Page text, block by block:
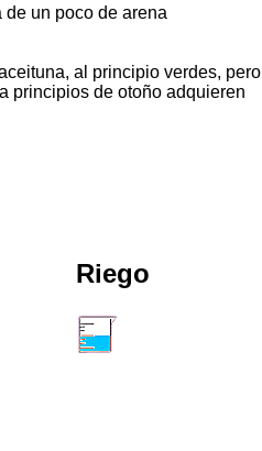
un poco de arena
al principio verdes, pero
principios de otoño adquieren
Riego